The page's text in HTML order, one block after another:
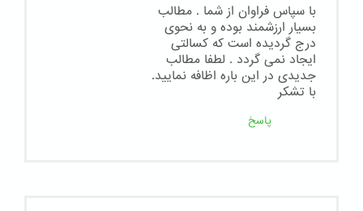
با سپاس فراوان از شما . مطالب
بسیار ارزشمند بوده و به نحوی
درج گردیده است که کسالتی
ایجاد نمی گردد . لطفا مطالب
جدیدی در این باره اظافه نمایید.
با تشکر
پاسخ